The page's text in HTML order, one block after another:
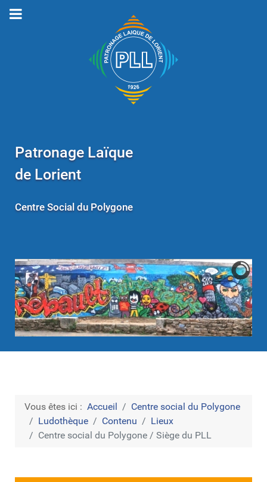
Patronage Laïque
de Lorient
Centre Social du Polygone
Vous êtes ici : Accueil
Centre social du Polygone
Ludothèque
Contenu
Lieux
Centre social du Polygone / Siège du PLL